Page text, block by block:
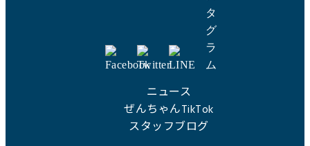
ニュース
ぜんちゃんTikTok
スタッフブログ